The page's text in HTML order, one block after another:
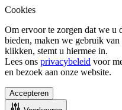
Cookies
Om ervoor te zorgen dat we u
bieden, maken we gebruik van
klikken, stemt u hiermee in.
Lees ons privacybeleid voor
en bezoek aan onze website.
Accepteren